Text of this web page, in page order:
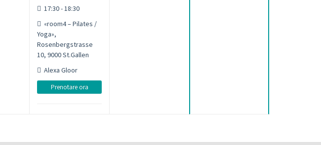
17:30 - 18:30
«room4 – Pilates /
Yoga»,
Rosenbergstrasse
10, 9000 St.Gallen
Alexa Gloor
Prenotare ora